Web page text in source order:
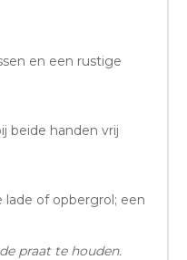
en een rustige
beide handen vrij
of opbergrol; een
praat te houden.